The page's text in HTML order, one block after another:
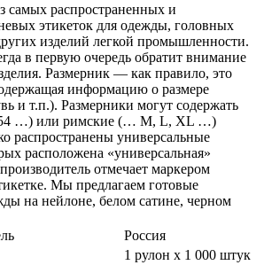
самых распространенных и
этикеток для одежды, головных
изделий легкой промышленности.
в первую очередь обратит внимание
Размерник — как правило, это
информацию о размере
и т.п.). Размерники могут содержать
54 …) или римские (… M, L, XL …)
распространены универсальные
расположена «универсальная»
отмечает маркером
Мы предлагаем готовые
на нейлоне, белом сатине, черном
Россия
1 рулон х 1 000 штук